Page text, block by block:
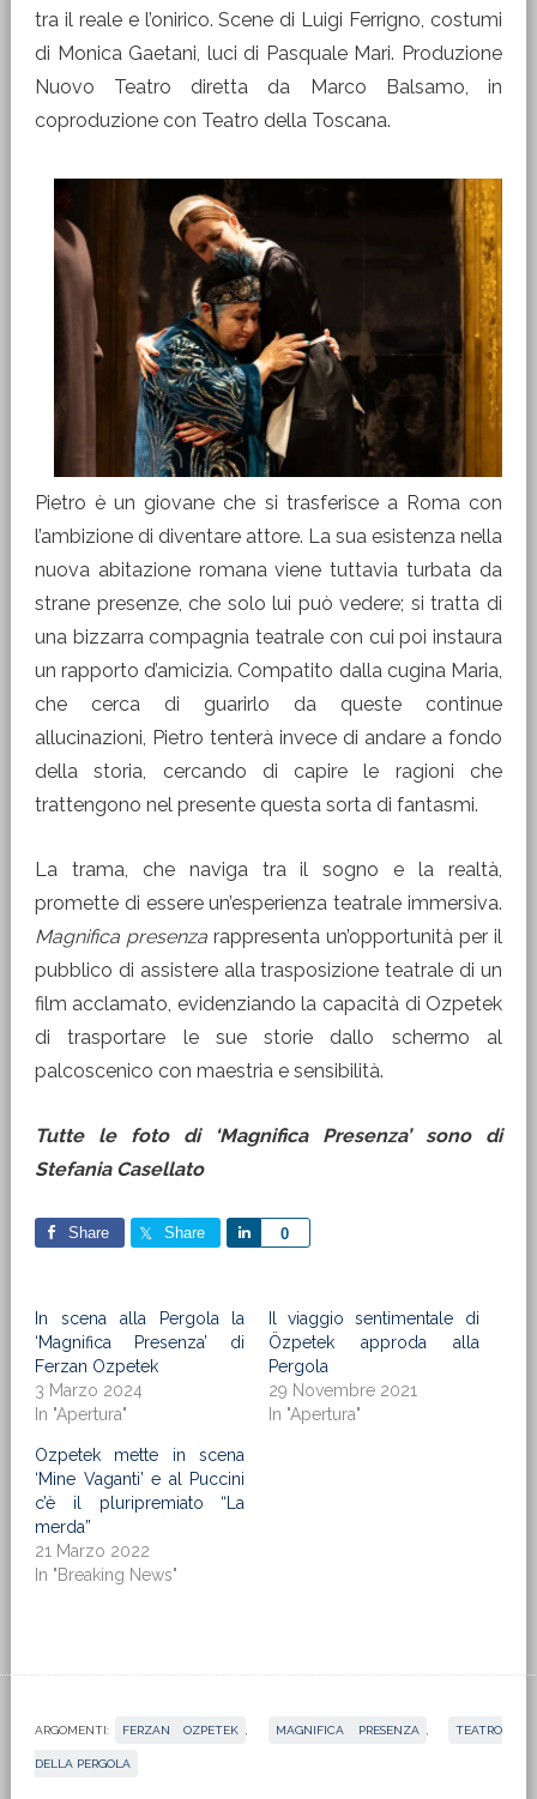
tra il reale e l’onirico. Scene di Luigi Ferrigno, costumi
di Monica Gaetani, luci di Pasquale Mari. Produzione
Nuovo Teatro diretta da Marco Balsamo, in
coproduzione con Teatro della Toscana.
Pietro è un giovane che si trasferisce a Roma con
l’ambizione di diventare attore. La sua esistenza nella
nuova abitazione romana viene tuttavia turbata da
strane presenze, che solo lui può vedere; si tratta di
una bizzarra compagnia teatrale con cui poi instaura
un rapporto d’amicizia. Compatito dalla cugina Maria,
che cerca di guarirlo da queste continue
allucinazioni, Pietro tenterà invece di andare a fondo
della storia, cercando di capire le ragioni che
trattengono nel presente questa sorta di fantasmi.
La trama, che naviga tra il sogno e la realtà,
promette di essere un’esperienza teatrale immersiva.
Magnifica presenzarappresenta un’opportunità per il
pubblico di assistere alla trasposizione teatrale di un
film acclamato, evidenziando la capacità di Ozpetek
di trasportare le sue storie dallo schermo al
palcoscenico con maestria e sensibilità.
Tutte le foto di ‘Magnifica Presenza’ sono di
Stefania Casellato
Share Share 0
Share
In scena alla Pergola la
‘Magnifica Presenza’ di
Ferzan Ozpetek
3 Marzo 2024
In "Apertura"
Il viaggio sentimentale di
Özpetek approda alla
Pergola
29 Novembre 2021
In "Apertura"
Ozpetek mette in scena
‘Mine Vaganti’ e al Puccini
c’è il pluripremiato “La
merda”
21 Marzo 2022
In "Breaking News"
ARGOMENTI: FERZAN OZPETEK , MAGNIFICA PRESENZA , TEATRO
DELLA PERGOLA